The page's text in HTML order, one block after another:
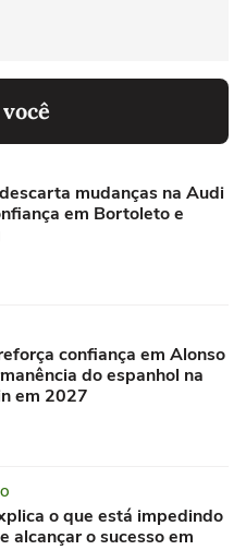
mudanças na Audi
em Bortoleto e
confiança em Alonso
do espanhol na
em 2027
o que está impedindo
alcançar o sucesso em